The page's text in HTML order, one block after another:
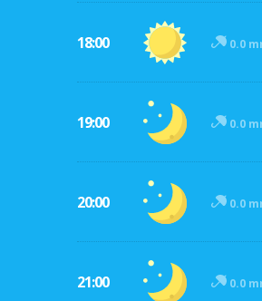
18:00 0.0
19:00 0.0
20:00 0.0
21:00 0.0